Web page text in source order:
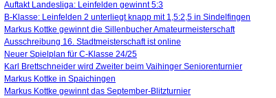
Auftakt Landesliga: Leinfelden gewinnt 5:3
B-Klasse: Leinfelden 2 unterliegt knapp mit 1,5:2,5 in Sindelfingen
Markus Kottke gewinnt die Sillenbucher Amateurmeisterschaft
Ausschreibung 16. Stadtmeisterschaft ist online
Neuer Spielplan für C-Klasse 24/25
Karl Brettschneider wird Zweiter beim Vaihinger Seniorenturnier
Markus Kottke in Spaichingen
Markus Kottke gewinnt das September-Blitzturnier